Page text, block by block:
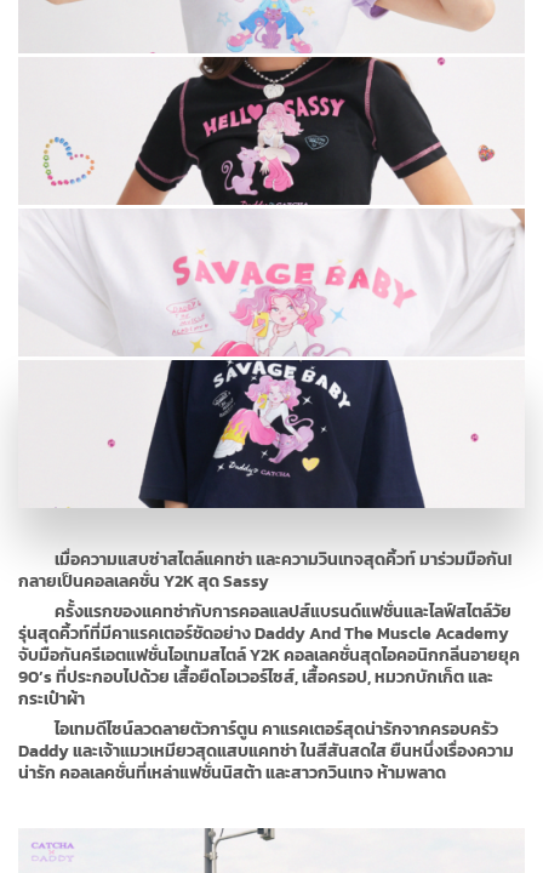
เมื่อความแสบซ่าสไตล์แคทช่า และความวินเทจสุดคิ้วท์ มาร่วมมือกัน!
กลายเป็นคอลเลคชั่น Y2K สุด Sassy
ครั้งแรกของแคทช่ากับการคอลแลปส์แบรนด์แฟชั่นและไลฟ์สไตล์วัย
รุ่นสุดคิ้วท์ที่มีคาแรคเตอร์ชัดอย่าง Daddy And The Muscle Academy
จับมือกันครีเอตแฟชั่นไอเทมสไตล์ Y2K คอลเลคชั่นสุดไอคอนิกกลิ่นอายยุค
90’s ที่ประกอบไปด้วย เสื้อยืดโอเวอร์ไซส์, เสื้อครอป, หมวกบักเก็ต และ
กระเป๋าผ้า
ไอเทมดีไซน์ลวดลายตัวการ์ตูน คาแรคเตอร์สุดน่ารักจากครอบครัว
Daddy และเจ้าแมวเหมียวสุดแสบแคทช่า ในสีสันสดใส ยืนหนึ่งเรื่องความ
น่ารัก คอลเลคชั่นที่เหล่าแฟชั่นนิสต้า และสาวกวินเทจ ห้ามพลาด